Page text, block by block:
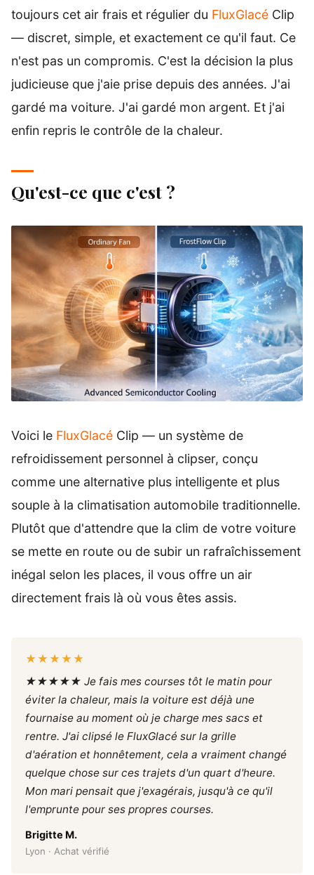
toujours cet air frais et régulier du FluxGlacé Clip
— discret, simple, et exactement ce qu'il faut. Ce
n'est pas un compromis. C'est la décision la plus
judicieuse que j'aie prise depuis des années. J'ai
gardé ma voiture. J'ai gardé mon argent. Et j'ai
enfin repris le contrôle de la chaleur.
Qu'est-ce que c'est ?
Voici le FluxGlacé Clip — un système de
refroidissement personnel à clipser, conçu
comme une alternative plus intelligente et plus
souple à la climatisation automobile traditionnelle.
Plutôt que d'attendre que la clim de votre voiture
se mette en route ou de subir un rafraîchissement
inégal selon les places, il vous offre un air
directement frais là où vous êtes assis.
★★★★★
★★★★★ Je fais mes courses tôt le matin pour
éviter la chaleur, mais la voiture est déjà une
fournaise au moment où je charge mes sacs et
rentre. J'ai clipsé le FluxGlacé sur la grille
d'aération et honnêtement, cela a vraiment changé
quelque chose sur ces trajets d'un quart d'heure.
Mon mari pensait que j'exagérais, jusqu'à ce qu'il
l'emprunte pour ses propres courses.
Brigitte M.
Lyon · Achat vérifié